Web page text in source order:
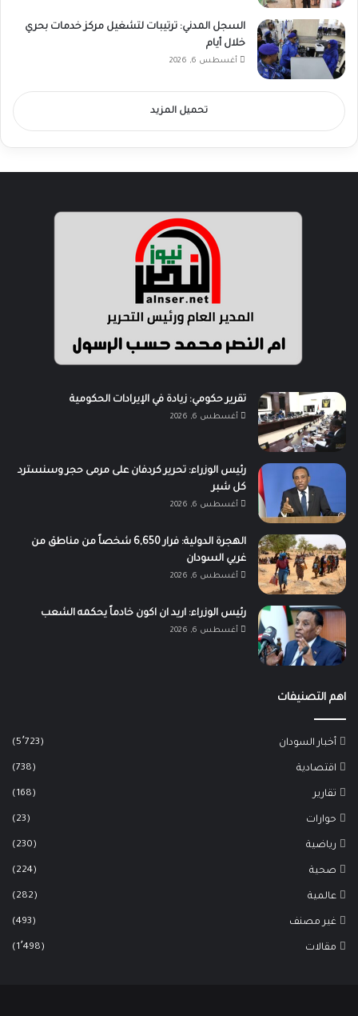
السجل المدني: ترتيبات لتشغيل مركز خدمات بحري
خلال أيام
أغسطس 6, 2026
تحميل المزيد
تقرير حكومي: زيادة في الإيرادات الحكومية
أغسطس 6, 2026
رئيس الوزراء: تحرير كردفان على مرمى حجر وسنسترد
كل شبر
أغسطس 6, 2026
الهجرة الدولية: فرار 6,650 شخصاً من مناطق من
غربي السودان
أغسطس 6, 2026
رئيس الوزراء: اريد ان اكون خادماً يحكمه الشعب
أغسطس 6, 2026
اهم التصنيفات
أخبار السودان (5٬723)
اقتصادية (738)
تقارير (168)
حوارات (23)
رياضية (230)
صحية (224)
عالمية (282)
غير مصنف (493)
مقالات (1٬498)